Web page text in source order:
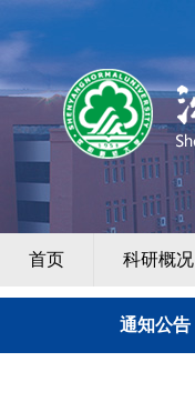
首页 科研概况
通知公告